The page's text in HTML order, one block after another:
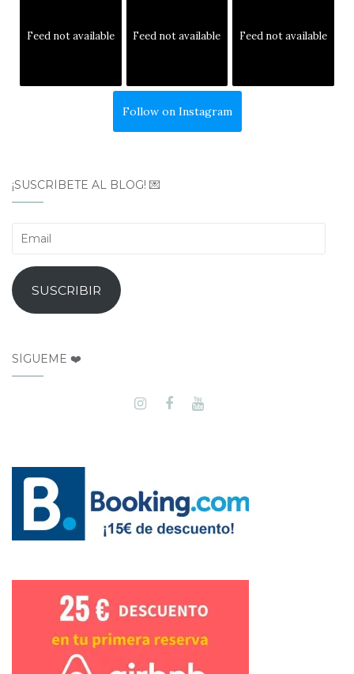
Feed not available Feed not available Feed not available
Follow on Instagram
¡SUSCRÍBETE AL BLOG! 💌
Email
SUSCRIBIR
SÍGUEME ❤️